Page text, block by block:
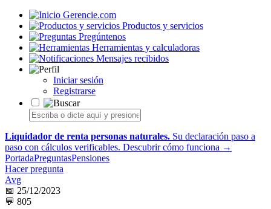
Gerencie.com
Productos y servicios
Pregúntenos
Herramientas y calculadoras
Mensajes recibidos
Iniciar sesión
Registrarse
Liquidador de renta personas naturales. Su declaración paso a
paso con cálculos verificables. Descubrir cómo funciona →
PortadaPreguntasPensiones
Hacer pregunta
Avg
📅 25/12/2023
💬 805